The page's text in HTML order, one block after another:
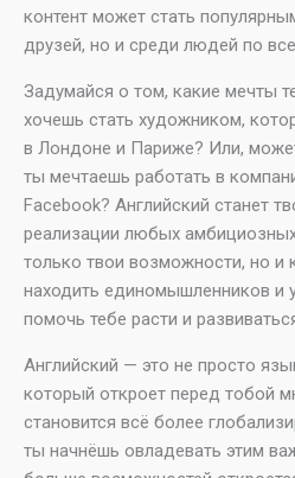
контент может стать
друзей, но и среди людей по
Задумайся о том, какие мечты
хочешь стать художником,
в Лондоне и Париже? Или,
ты мечтаешь работать в
Facebook? Английский станет
реализации любых
только твои возможности, но и
находить единомышленников и
помочь тебе расти и
Английский — это не просто
который откроет перед тобой
становится всё более
ты начнёшь овладевать этим